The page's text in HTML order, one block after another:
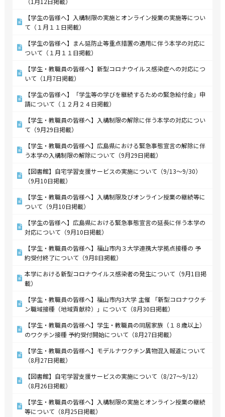
【学生の皆様へ】入構制限の実施とオンライン授業の実施等につい
て（１月１１日掲載）
【学生の皆様へ】まん延防止等重点措置の適用に伴う本学の対応に
ついて（１月１１日掲載）
【学生・教職員の皆様へ】新型コロナウイルス感染症への対応につ
いて（1月7日掲載）
【学生の皆様へ】「学生等の学びを継続するための緊急給付金」申
請について（１２月２４日掲載）
【学生・教職員の皆様へ】入構制限の解除に伴う本学の対応につい
て（9月29日掲載）
【学生・教職員の皆様へ】広島県における緊急事態宣言の解除に伴
う本学の入構制限の解除について（9月29日掲載）
【図書館】自宅学習支援サービスの実施について（9/13～9/30）
（9月10日掲載）
【学生・教職員の皆様へ】入構制限及びオンライン授業の継続等に
ついて（9月10日掲載）
【学生の皆様へ】広島県における緊急事態宣言の延長に伴う本学の
対応について（9月10日掲載）
【学生・教職員の皆様へ】福山市内３大学連携大学拠点接種の 予
約受付終了について（9月8日掲載）
本学における新型コロナウイルス感染者の発生について（9月1日掲
載）
【学生・教職員の皆様へ】福山市内3大学 主催 「新型コロナワクチ
ン職域接種（地域貢献枠）」について（8月30日掲載）
【学生・教職員の皆様へ】学生・教職員の同居家族（１８歳以上）
のワクチン接種 予約受付開始について（8月27日掲載）
【学生・教職員の皆様へ】モデルナワクチン異物混入報道について
（8月27日掲載）
【図書館】自宅学習支援サービスの実施について（8/27～9/12）
（8月26日掲載）
【学生・教職員の皆様へ】入構制限の実施とオンライン授業の継続
等について（8月25日掲載）